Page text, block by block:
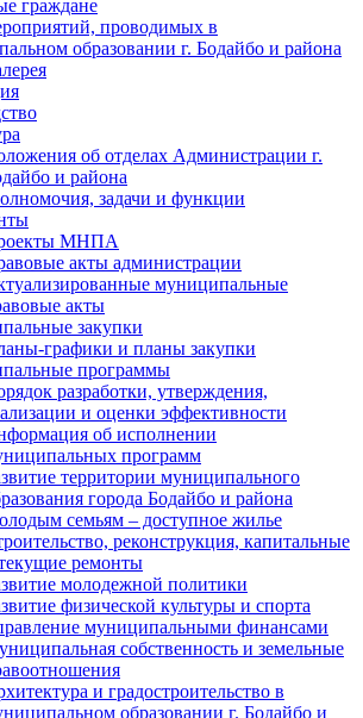
граждане
проводимых в
образовании г. Бодайбо и района
об отделах Администрации г.
и района
задачи и функции
МНПА
акты администрации
муниципальные
акты
закупки
графики и планы закупки
программы
разработки, утверждения,
и оценки эффективности
об исполнении
программ
территории муниципального
города Бодайбо и района
семьям – доступное жилье
реконструкция, капитальные
ремонты
молодежной политики
физической культуры и спорта
муниципальными финансами
собственность и земельные
и градостроительство в
образовании г. Бодайбо и